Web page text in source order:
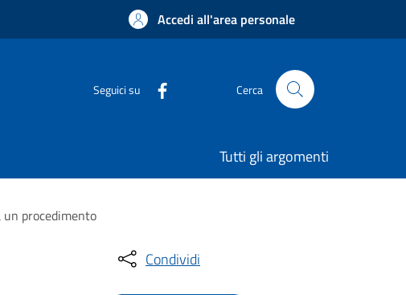
Accedi all'area personale
Seguici su Cerca
Tutti gli argomenti
procedimento
Condividi